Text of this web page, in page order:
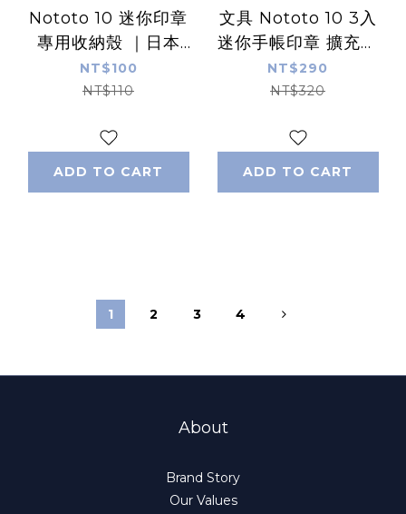
Nototo 10 迷你印章
專用收納殼 ｜日本
SHACHIHATA
NT$100
NT$110
ADD TO CART
文具 Nototo 10 3入
迷你手帳印章 擴充組
｜日本SHACHIHATA
NT$290
NT$320
ADD TO CART
1 2 3 4
About
Brand Story
Our Values